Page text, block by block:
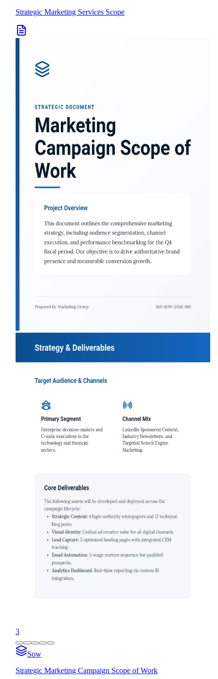
Strategic Marketing Services Scope
3
Sow
Strategic Marketing Campaign Scope of Work